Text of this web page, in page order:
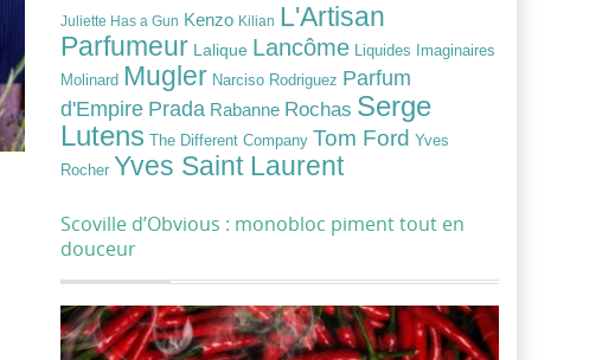
Juliette Has a Gun Kenzo Kilian L'Artisan
Parfumeur Lalique Lancôme Liquides Imaginaires
Molinard Mugler Narciso Rodriguez Parfum
d'Empire Prada Rabanne Rochas Serge
Lutens
The Different Company Tom Ford Yves
Rocher Yves Saint Laurent
Scoville d’Obvious : monobloc piment tout en
douceur